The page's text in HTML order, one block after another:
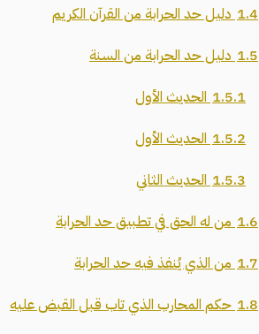
1.4 دليل حد الحرابة من القرآن الكريم
1.5 دليل حد الحرابة من السنة
1.5.1 الحديث الأول
1.5.2 الحديث الأول
1.5.3 الحديث الثاني
1.6 من له الحق في تطبيق حد الحرابة
1.7 من الذي يُنفذ فيه حد الحرابة
1.8 حكم المحارب الذي تاب قبل القبض عليه